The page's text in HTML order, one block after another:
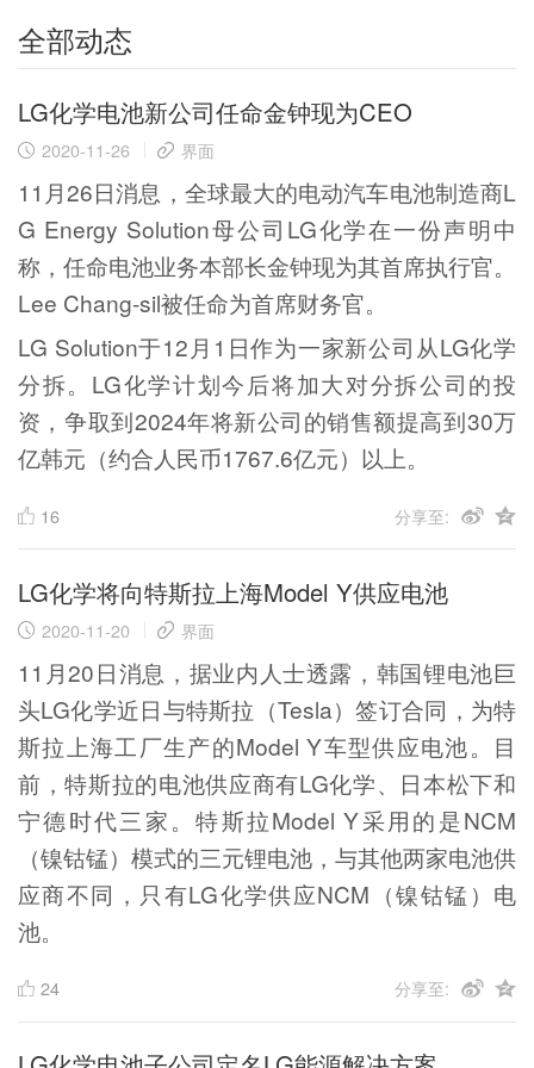
全部动态
LG化学电池新公司任命金钟现为CEO
2020-11-26 界面
11月26日消息，全球最大的电动汽车电池制造商L
G Energy Solution母公司LG化学在一份声明中
称，任命电池业务本部长金钟现为其首席执行官。
Lee Chang-sil被任命为首席财务官。
LG Solution于12月1日作为一家新公司从LG化学
分拆。LG化学计划今后将加大对分拆公司的投
资，争取到2024年将新公司的销售额提高到30万
亿韩元（约合人民币1767.6亿元）以上。
16 分享至:
LG化学将向特斯拉上海Model Y供应电池
2020-11-20 界面
11月20日消息，据业内人士透露，韩国锂电池巨
头LG化学近日与特斯拉（Tesla）签订合同，为特
斯拉上海工厂生产的Model Y车型供应电池。目
前，特斯拉的电池供应商有LG化学、日本松下和
宁德时代三家。特斯拉Model Y采用的是NCM
（镍钴锰）模式的三元锂电池，与其他两家电池供
应商不同，只有LG化学供应NCM（镍钴锰）电
池。
24 分享至: